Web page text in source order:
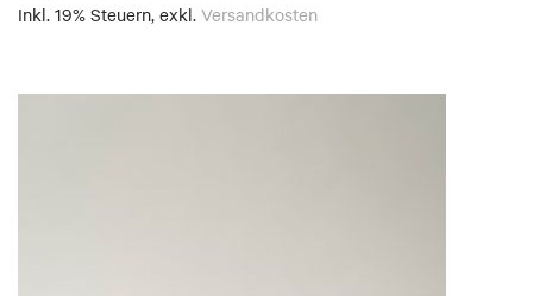
Inkl. 19% Steuern, exkl. Versandkosten